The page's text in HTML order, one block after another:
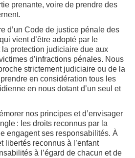
prenante, voire de prendre des
d’un Code de justice pénale des
vient d’être adopté par le
protection judiciaire due aux
d’infractions pénales. Nous
strictement judiciaire ou de la
en considération tous les
en nous dotant d’un seul et
nos principes et d’envisager
: les droits reconnus par la
engagent ses responsabilités. À
libertés reconnus à l’enfant
à l’égard de chacun et de